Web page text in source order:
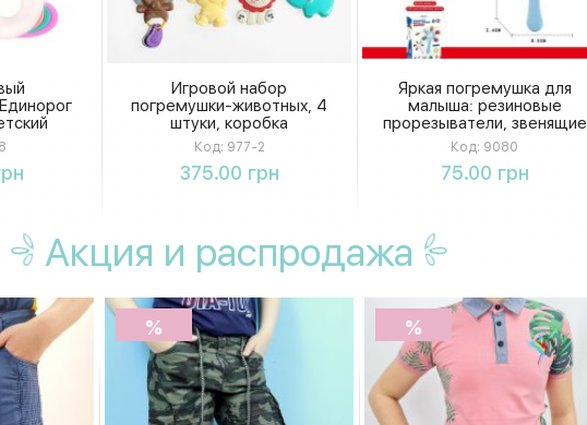
Игровой набор
погремушки-животных, 4
штуки, коробка
Код: 977-2
375.00 грн
Купить
Яркая погремушка для
малыша: резиновые
прорезыватели, звенящие
элементы, стимуляция
мелкой моторики и
сенсорного развития, в
Код: 9080
75.00 грн
Купить
Акция и распродажа
% %